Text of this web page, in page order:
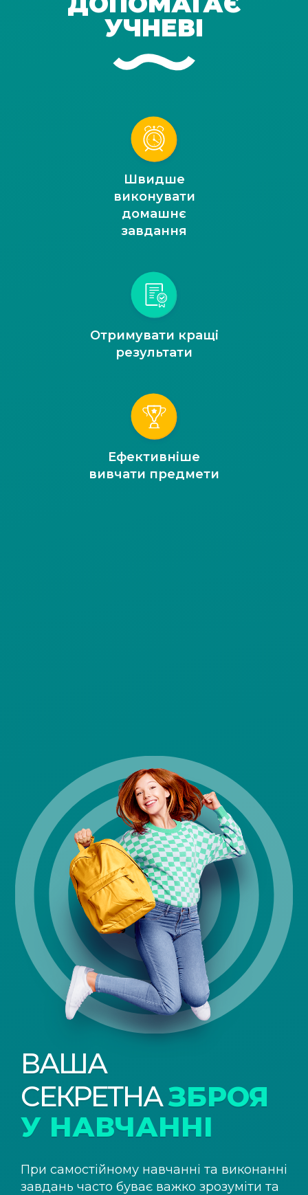
УЧНЕВІ
Швидше
виконувати
домашнє
завдання
Отримувати кращі
результати
Ефективніше
вивчати предмети
ВАША
СЕКРЕТНАЗБРОЯ
У НАВЧАННІ
При самостійному навчанні та виконанні
завдань часто буває важко зрозуміти та